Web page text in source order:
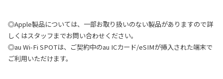
◎Apple製品については、一部お取り扱いのない製品がありますので詳
しくはスタッフまでお問い合わせください。
◎au Wi-Fi SPOTは、ご契約中のau ICカード/eSIMが挿入された端末で
ご利用いただけます。